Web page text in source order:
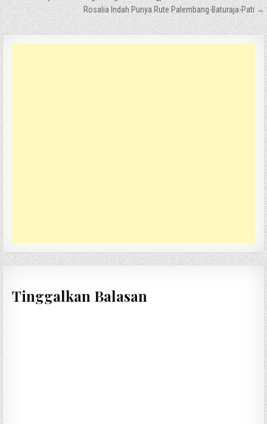
pos
Rosalia Indah Punya Rute Palembang-Baturaja-Pati →
Tinggalkan Balasan